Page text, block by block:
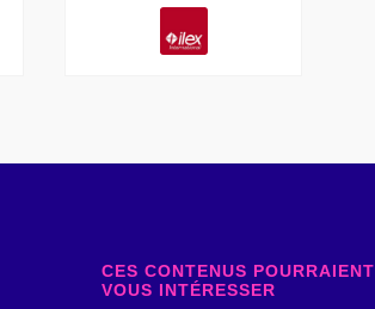
CES CONTENUS POURRAIENT
VOUS INTÉRESSER